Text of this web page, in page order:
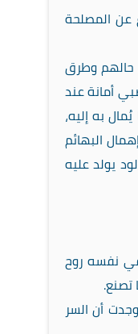
عن المصلحة
حالهم وطرق
أمانة عند
به إليه،
البهائم
يولد عليه
في نفسه روح
تصنع.
أن السر